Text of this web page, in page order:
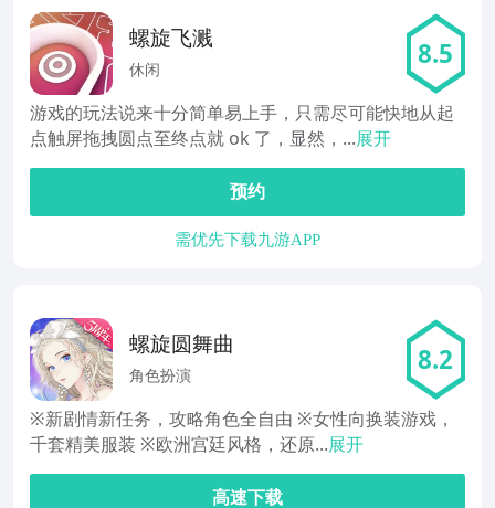
螺旋飞溅
休闲 8.5
游戏的玩法说来十分简单易上手，只需尽可能快地从起
点触屏拖拽圆点至终点就 ok 了，显然，...展开
预约
需优先下载九游APP
螺旋圆舞曲
角色扮演 8.2
※新剧情新任务，攻略角色全自由 ※女性向换装游戏，
千套精美服装 ※欧洲宫廷风格，还原...展开
高速下载